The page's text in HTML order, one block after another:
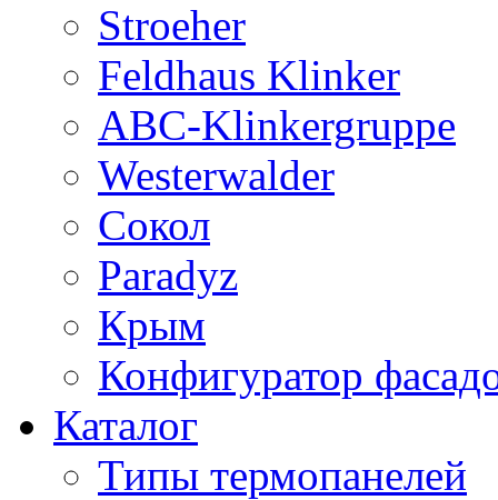
Stroeher
Feldhaus Klinker
ABC-Klinkergruppe
Westerwalder
Сокол
Paradyz
Крым
Конфигуратор
Каталог
Типы термопанелей